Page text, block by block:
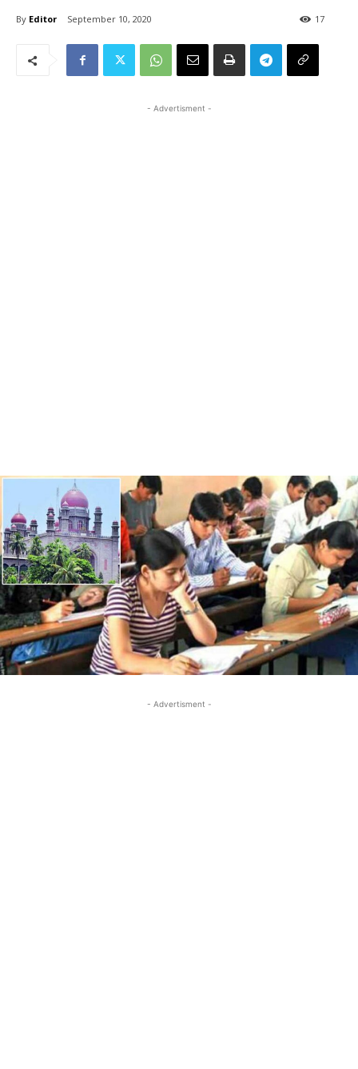
By Editor September 10, 2020 17
- Advertisment -
- Advertisment -